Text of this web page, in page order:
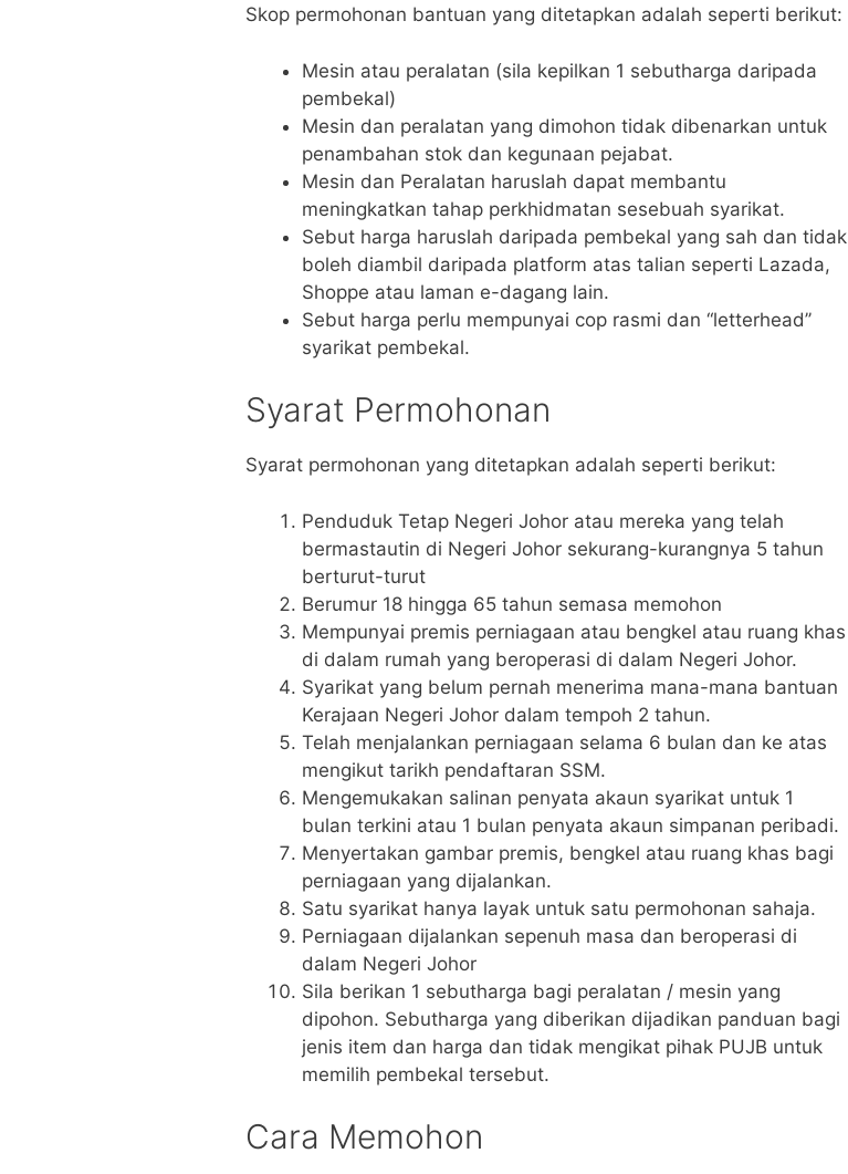
Skop permohonan bantuan yang ditetapkan adalah seperti berikut:
Mesin atau peralatan (sila kepilkan 1 sebutharga daripada
pembekal)
Mesin dan peralatan yang dimohon tidak dibenarkan untuk
penambahan stok dan kegunaan pejabat.
Mesin dan Peralatan haruslah dapat membantu
meningkatkan tahap perkhidmatan sesebuah syarikat.
Sebut harga haruslah daripada pembekal yang sah dan tidak
boleh diambil daripada platform atas talian seperti Lazada,
Shoppe atau laman e-dagang lain.
Sebut harga perlu mempunyai cop rasmi dan “letterhead’’
syarikat pembekal.
Syarat Permohonan
Syarat permohonan yang ditetapkan adalah seperti berikut:
Penduduk Tetap Negeri Johor atau mereka yang telah
bermastautin di Negeri Johor sekurang-kurangnya 5 tahun
berturut-turut
Berumur 18 hingga 65 tahun semasa memohon
Mempunyai premis perniagaan atau bengkel atau ruang khas
di dalam rumah yang beroperasi di dalam Negeri Johor.
Syarikat yang belum pernah menerima mana-mana bantuan
Kerajaan Negeri Johor dalam tempoh 2 tahun.
Telah menjalankan perniagaan selama 6 bulan dan ke atas
mengikut tarikh pendaftaran SSM.
Mengemukakan salinan penyata akaun syarikat untuk 1
bulan terkini atau 1 bulan penyata akaun simpanan peribadi.
Menyertakan gambar premis, bengkel atau ruang khas bagi
perniagaan yang dijalankan.
Satu syarikat hanya layak untuk satu permohonan sahaja.
Perniagaan dijalankan sepenuh masa dan beroperasi di
dalam Negeri Johor
Sila berikan 1 sebutharga bagi peralatan / mesin yang
dipohon. Sebutharga yang diberikan dijadikan panduan bagi
jenis item dan harga dan tidak mengikat pihak PUJB untuk
memilih pembekal tersebut.
Cara Memohon